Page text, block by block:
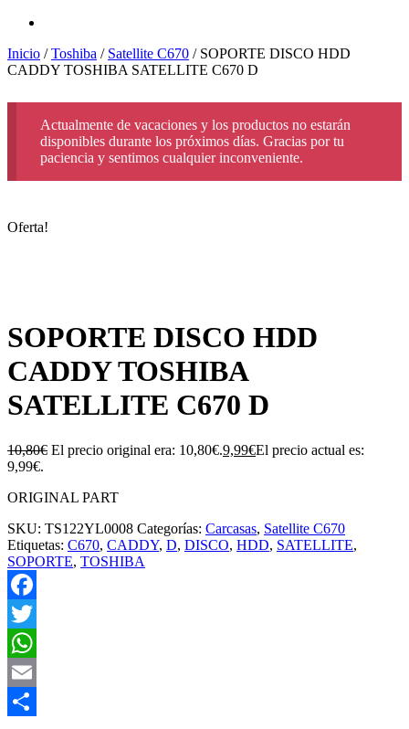
Inicio /Toshiba / Satellite C670 / SOPORTE DISCO HDD
CADDY TOSHIBA SATELLITE C670 D
Actualmente de vacaciones y los productos no estarán
disponibles durante los próximos días. Gracias por tu
paciencia y sentimos cualquier inconveniente.
Oferta!
SOPORTE DISCO HDD
CADDY TOSHIBA
SATELLITE C670 D
10,80€ El precio original era: 10,80€.9,99€El precio actual es:
9,99€.
ORIGINAL PART
SKU: TS122YL0008 Categorías: Carcasas, Satellite C670
Etiquetas: C670, CADDY, D, DISCO, HDD, SATELLITE,
SOPORTE, TOSHIBA
Facebook
Twitter
WhatsApp
Email